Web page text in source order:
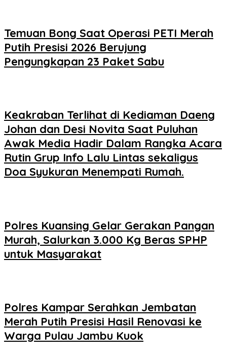
Temuan Bong Saat Operasi PETI Merah
Putih Presisi 2026 Berujung
Pengungkapan 23 Paket Sabu
Keakraban Terlihat di Kediaman Daeng
Johan dan Desi Novita Saat Puluhan
Awak Media Hadir Dalam Rangka Acara
Rutin Grup Info Lalu Lintas sekaligus
Doa Syukuran Menempati Rumah.
Polres Kuansing Gelar Gerakan Pangan
Murah, Salurkan 3.000 Kg Beras SPHP
untuk Masyarakat
Polres Kampar Serahkan Jembatan
Merah Putih Presisi Hasil Renovasi ke
Warga Pulau Jambu Kuok